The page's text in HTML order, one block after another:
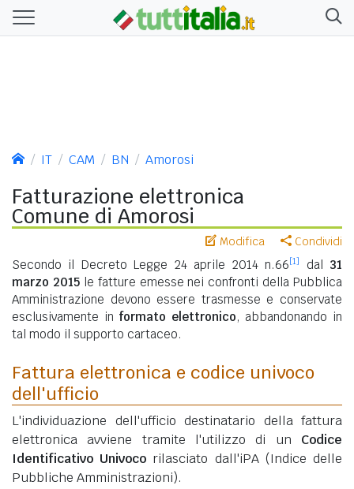
IT CAM BN Amorosi
Fatturazione elettronica
Comune di Amorosi
Modifica Condividi
Secondo il Decreto Legge 24 aprile 2014 n.66[1] dal 31
marzo 2015le fatture emesse nei confronti della Pubblica
Amministrazione devono essere trasmesse e conservate
esclusivamente in formato elettronico, abbandonando in
tal modo il supporto cartaceo.
Fattura elettronica e codice univoco
dell'ufficio
L'individuazione dell'ufficio destinatario della fattura
elettronica avviene tramite l'utilizzo di un Codice
Identificativo Univoco rilasciato dall'iPA (Indice delle
Pubbliche Amministrazioni).